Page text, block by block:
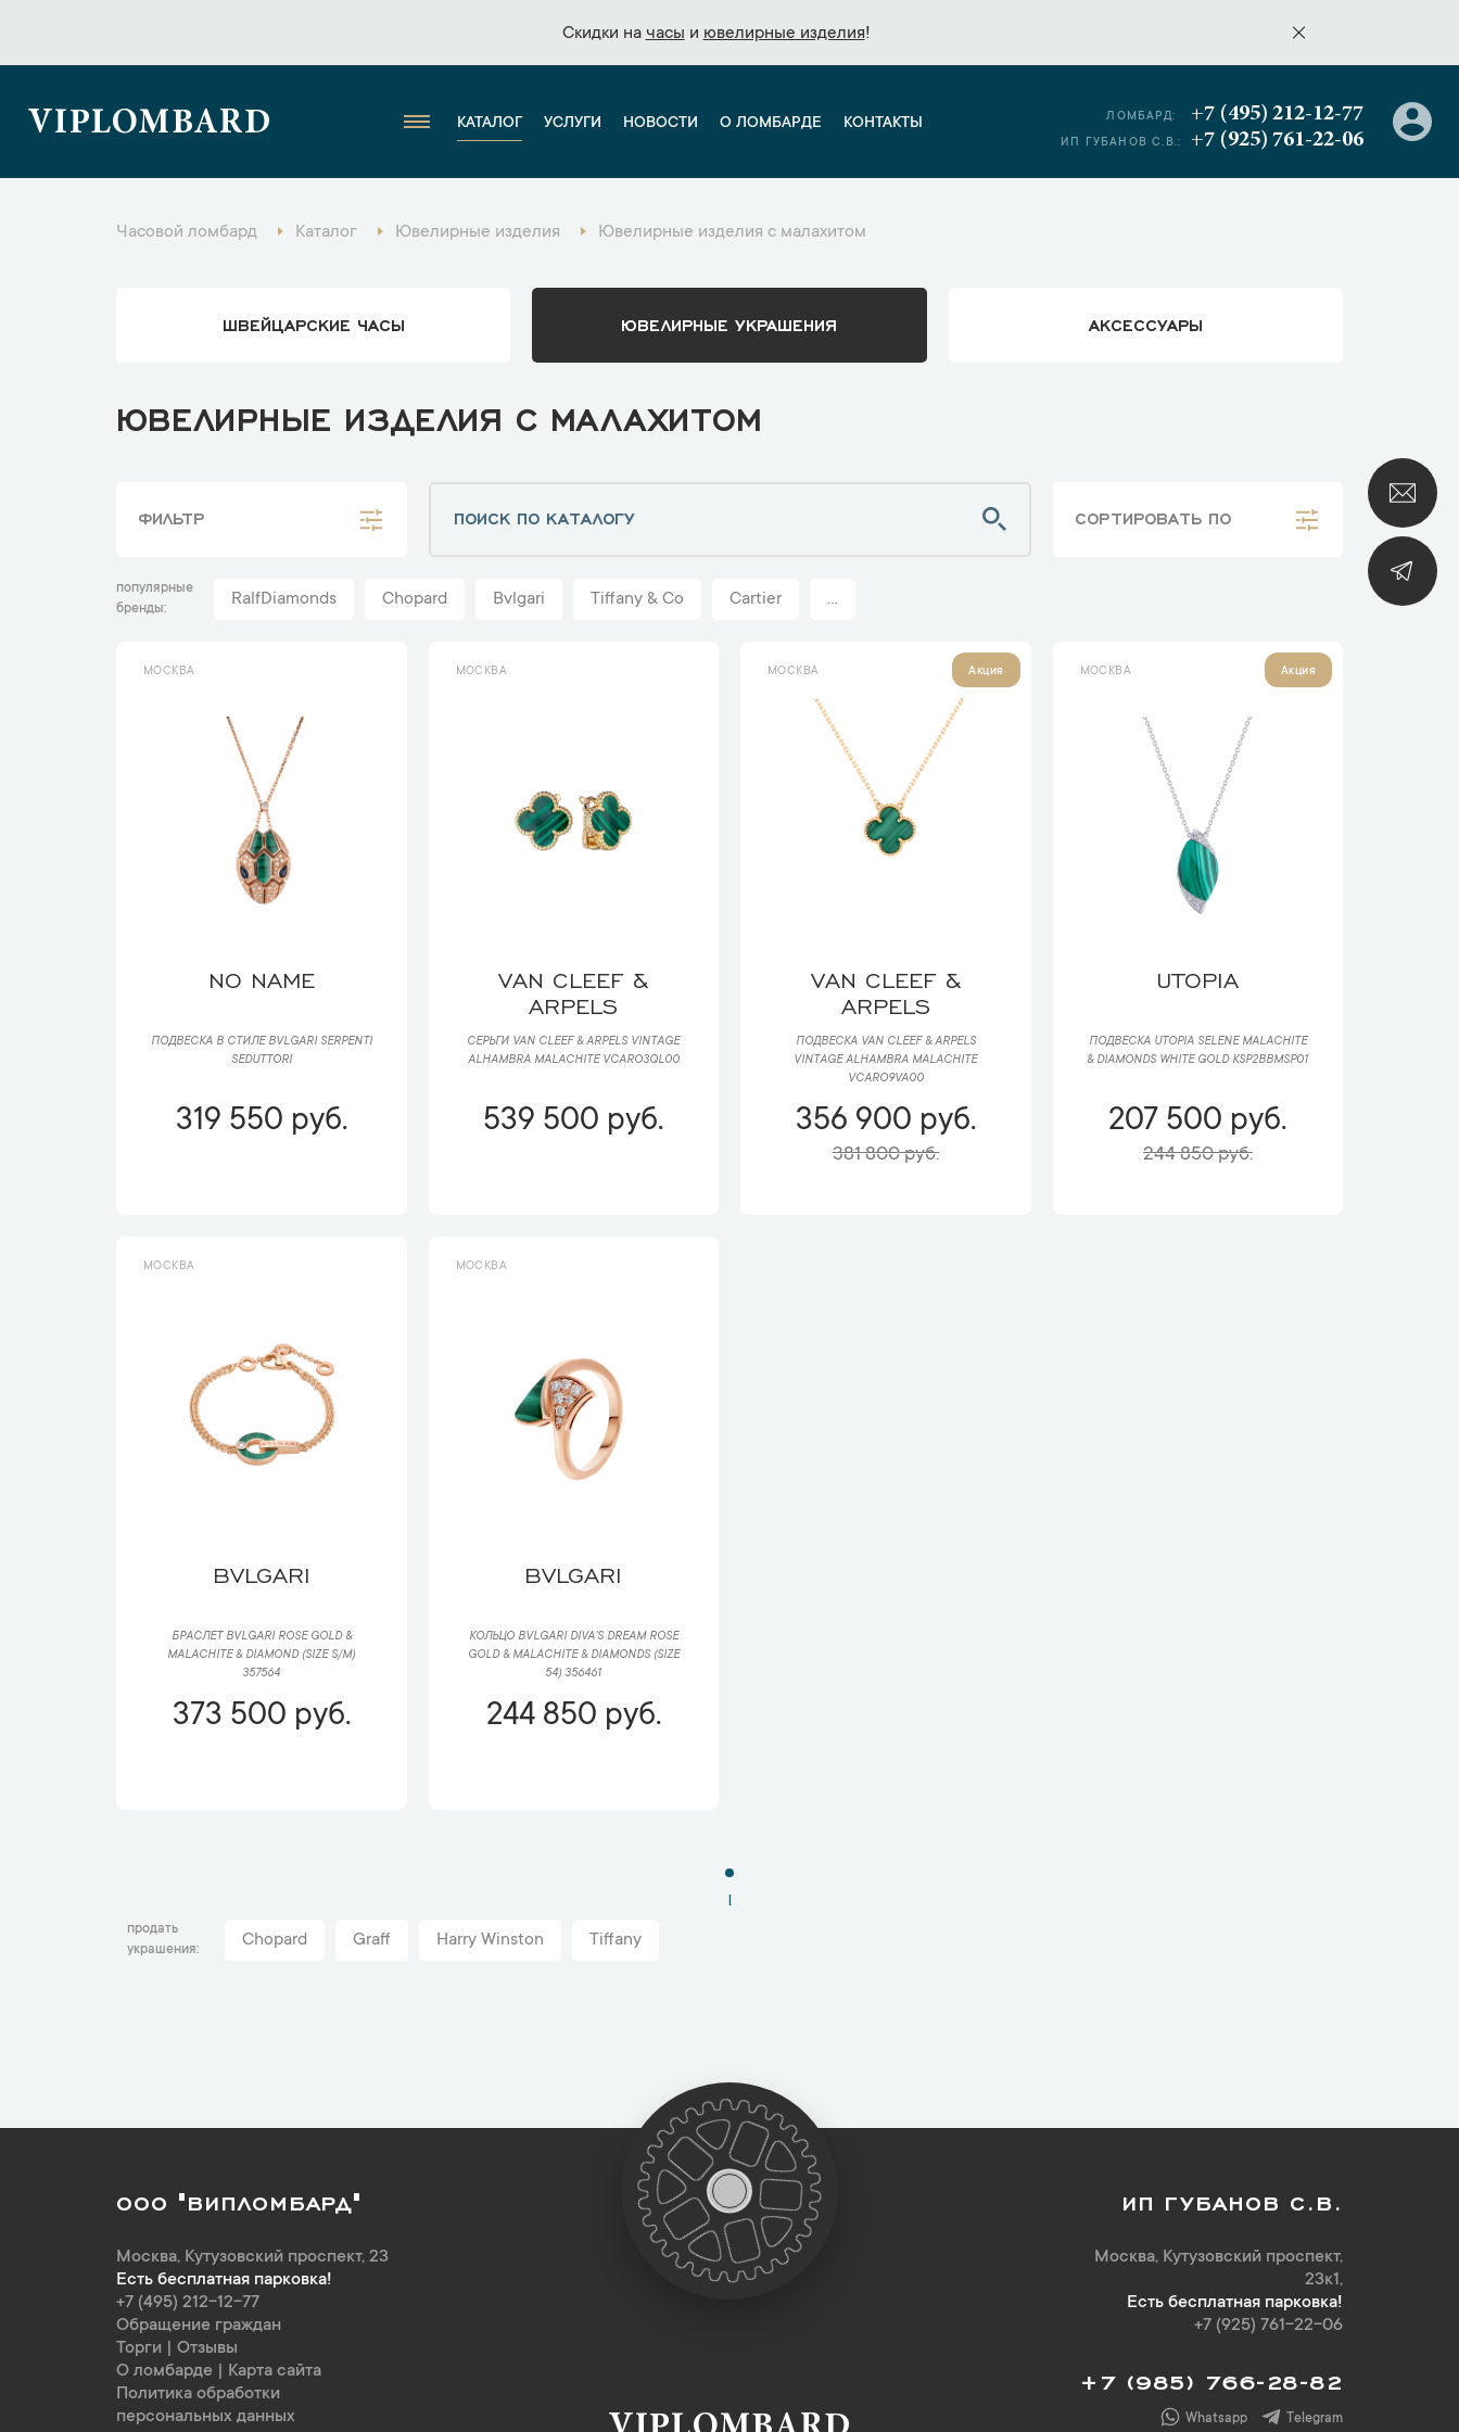
Скидки на часы и ювелирные изделия!
Скидки на часы и ювелирные изделия!
VIPLOMBARD КАТАЛОГ УСЛУГИ НОВОСТИ О ЛОМБАРДЕ КОНТАКТЫ ЛОМБАРД: +7 (495) 212-12-77
ИП ГУБАНОВ С.В.: +7 (925) 761-22-06
Часовой ломбард Каталог Ювелирные изделия Ювелирные изделия с малахитом
ШВЕЙЦАРСКИЕ ЧАСЫ ЮВЕЛИРНЫЕ УКРАШЕНИЯ АКСЕССУАРЫ
ЮВЕЛИРНЫЕ ИЗДЕЛИЯ С МАЛАХИТОМ
ФИЛЬТР СОРТИРОВАТЬ ПО
популярные
бренды
RalfDiamonds Chopard Bvlgari Tiffany & Co Cartier ...
МОСКВА
NO NAME
ПОДВЕСКА В СТИЛЕ BVLGARI SERPENTI
SEDUTTORI
319 550 руб.
МОСКВА
VAN CLEEF &
ARPELS
СЕРЬГИ VAN CLEEF & ARPELS VINTAGE
ALHAMBRA MALACHITE VCARO3QL00
539 500 руб.
МОСКВА Акция
VAN CLEEF &
ARPELS
ПОДВЕСКА VAN CLEEF & ARPELS
VINTAGE ALHAMBRA MALACHITE
VCARO9VA00
356 900 руб.
381 800 руб.
МОСКВА Акция
UTOPIA
ПОДВЕСКА UTOPIA SELENE MALACHITE
& DIAMONDS WHITE GOLD KSP2BBMSP01
207 500 руб.
244 850 руб.
МОСКВА
BVLGARI
БРАСЛЕТ BVLGARI ROSE GOLD &
MALACHITE & DIAMOND (SIZE S/M)
357564
373 500 руб.
МОСКВА
BVLGARI
КОЛЬЦО BVLGARI DIVA'S DREAM ROSE
GOLD & MALACHITE & DIAMONDS (SIZE
54) 356461
244 850 руб.
1
продать
украшения
Chopard Graff Harry Winston Tiffany
ООО "ВИПЛОМБАРД"
Москва, Кутузовский проспект, 23
Есть бесплатная парковка!
+7 (495) 212-12-77
Обращение граждан
Торги
Отзывы
О ломбарде
Карта сайта
Политика обработки
персональных данных
ИП ГУБАНОВ С.В.
Москва, Кутузовский проспект,
23к1,
Есть бесплатная парковка!
+7 (925) 761-22-06
+7 (985) 766-28-82
Whatsapp Telegram